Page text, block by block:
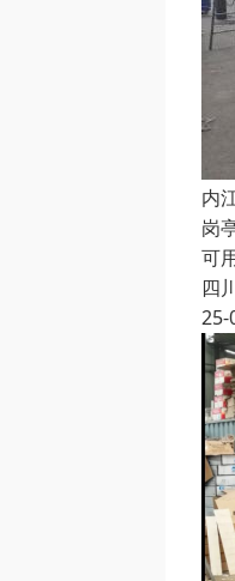
内
岗
可
四
25-